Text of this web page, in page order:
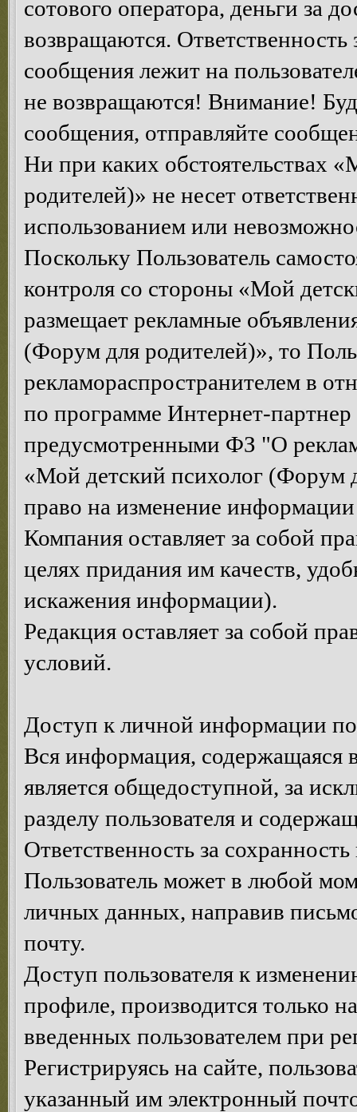
сотового оператора, деньги за
возвращаются. Ответственность
сообщения лежит на
не возвращаются! Внимание!
сообщения, отправляйте
Ни при каких обстоятельствах
родителей)» не несет
использованием или
Поскольку Пользователь
контроля со стороны «Мой
размещает рекламные
(Форум для родителей)», то
рекламораспространителем в
по программе Интернет-
предусмотренными ФЗ "О
«Мой детский психолог (Форум
право на изменение
Компания оставляет за собой
целях придания им качеств,
искажения информации).
Редакция оставляет за собой
условий.
Доступ к личной информации
Вся информация, содержащаяся
является общедоступной, за
разделу пользователя и
Ответственность за
Пользователь может в любой
личных данных, направив
почту.
Доступ пользователя к
профиле, производится только
введенных пользователем при
Регистрируясь на сайте,
указанный им электронный